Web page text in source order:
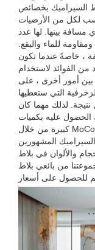
السيراميك بخصائص
لكل من الأرضيات
مسافة بينها. لها عدد
للماء والبقع.
، خاصةً عندما تكون
من الفوائد لاستخدام
بين أمور أخرى ، على
التي ستعطيها
لذلك مهما كان
عليه بكميات
كبيرة من خلال MoCo Marble Tiles. نتيح لك شراء بلاط السيراميك
المشهورين
والألوان في بلاط
من بائعي بلاط